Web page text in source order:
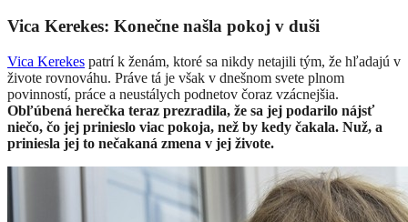
Vica Kerekes: Konečne našla pokoj v duši
Vica Kerekes patrí k ženám, ktoré sa nikdy netajili tým, že hľadajú v
živote rovnováhu. Práve tá je však v dnešnom svete plnom
povinností, práce a neustálych podnetov čoraz vzácnejšia.
Obľúbená herečka teraz prezradila, že sa jej podarilo nájsť
niečo, čo jej prinieslo viac pokoja, než by kedy čakala. Nuž, a
priniesla jej to nečakaná zmena v jej živote.